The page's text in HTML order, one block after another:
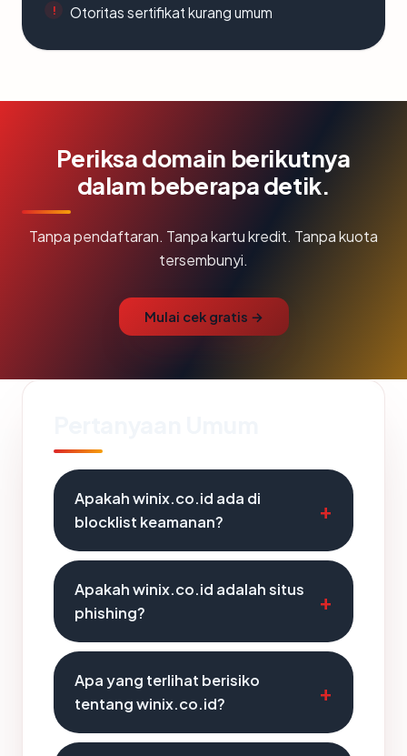
Otoritas sertifikat kurang umum
Periksa domain berikutnya
dalam beberapa detik.
Tanpa pendaftaran. Tanpa kartu kredit. Tanpa kuota
tersembunyi.
Mulai cek gratis →
Apakah winix.co.id ada di
blocklist keamanan?
Apakah winix.co.id adalah situs
phishing?
Apa yang terlihat berisiko
tentang winix.co.id?